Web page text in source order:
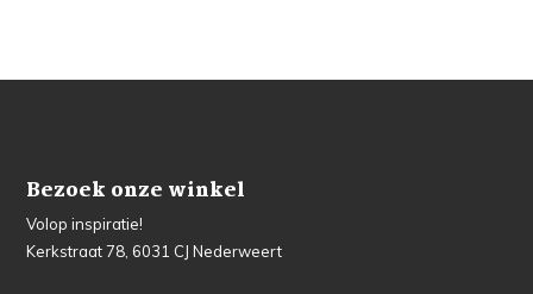
Bezoek onze winkel
Volop inspiratie!
Kerkstraat 78, 6031 CJ Nederweert